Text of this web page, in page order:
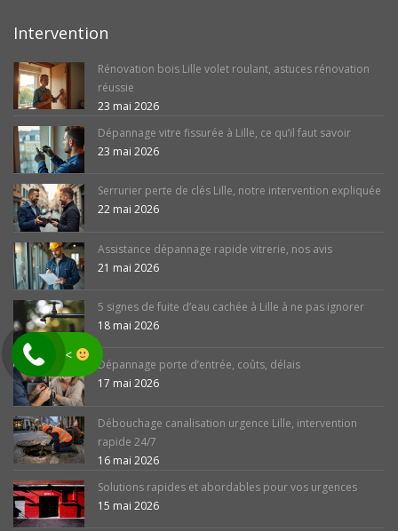
Intervention
Rénovation bois Lille volet roulant, astuces rénovation
réussie
23 mai 2026
Dépannage vitre fissurée à Lille, ce qu’il faut savoir
23 mai 2026
Serrurier perte de clés Lille, notre intervention expliquée
22 mai 2026
Assistance dépannage rapide vitrerie, nos avis
21 mai 2026
5 signes de fuite d’eau cachée à Lille à ne pas ignorer
18 mai 2026
Dépannage porte d’entrée, coûts, délais
17 mai 2026
Débouchage canalisation urgence Lille, intervention
rapide 24/7
16 mai 2026
Solutions rapides et abordables pour vos urgences
15 mai 2026
<